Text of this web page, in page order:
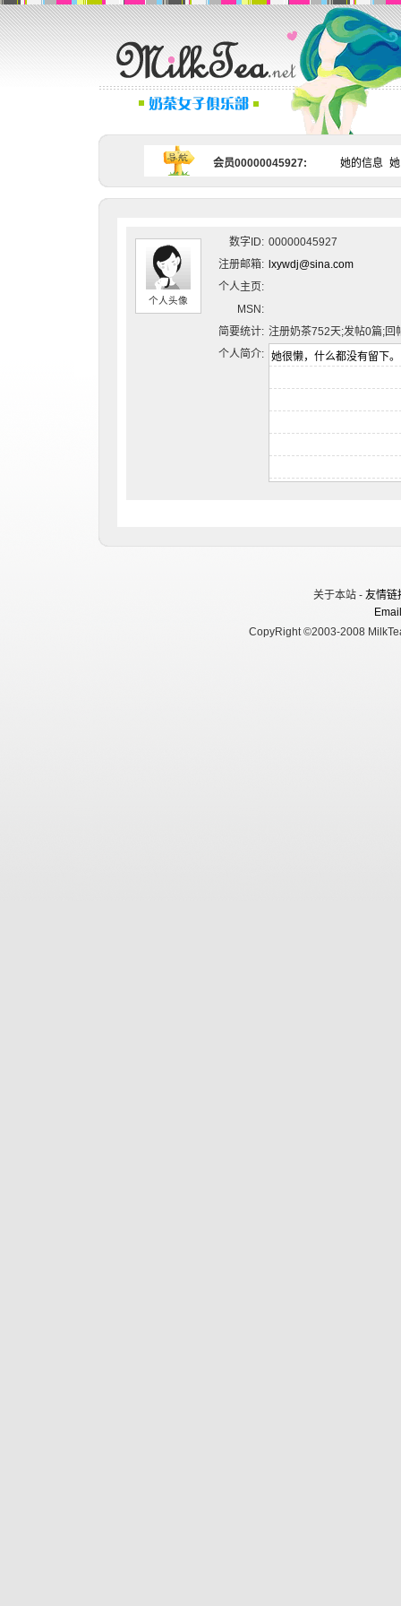
会员00000045927: 她的信息
个人头像
数字ID: 00000045927
注册邮箱: lxywdj@sina.com
个人主页:
MSN:
简要统计: 注册奶茶752天;发帖0篇;回
个人简介:
关于本站 - 友情链
CopyRight ©2003-2008